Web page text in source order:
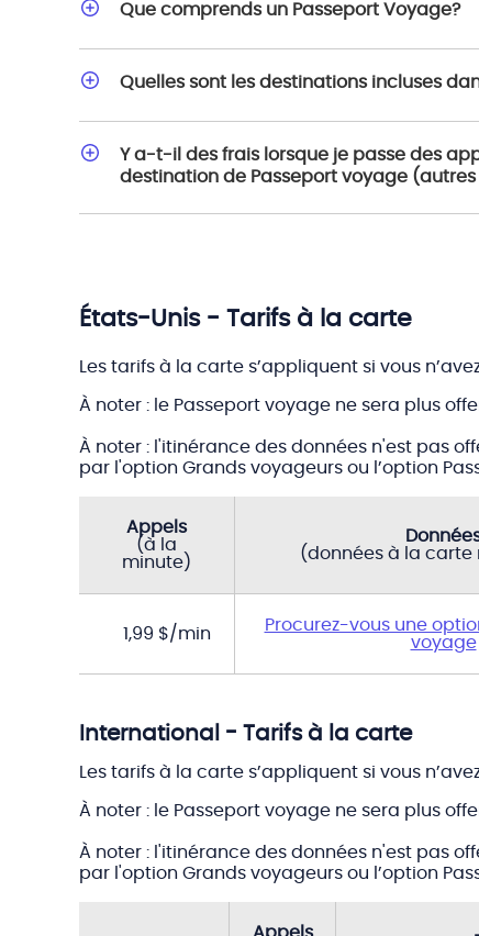
Que comprends un Passeport Voyage?
Quelles sont les destinations incluses
Y a-t-il des frais lorsque je passe des
destination de Passeport voyage
États-Unis - Tarifs à la carte
Les tarifs à la carte s’appliquent si vous
À noter : le Passeport voyage ne sera plus
À noter : l'itinérance des données n'est pas
par l'option Grands voyageurs ou l’option
Tarifs
la
Appels
(à la
minute)
(données à la carte
1,99 $/min
Procurez-vous une
voyage
International - Tarifs à la carte
Les tarifs à la carte s’appliquent si vous
À noter : le Passeport voyage ne sera plus
À noter : l'itinérance des données n'est pas
par l'option Grands voyageurs ou l’option